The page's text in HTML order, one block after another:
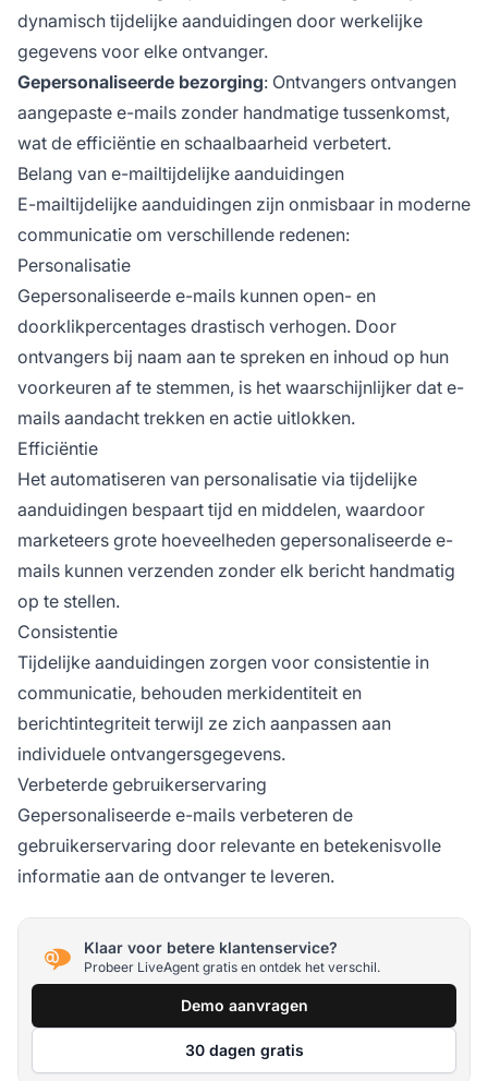
dynamisch tijdelijke aanduidingen door werkelijke
gegevens voor elke ontvanger.
Gepersonaliseerde bezorging: Ontvangers ontvangen
aangepaste e-mails zonder handmatige tussenkomst,
wat de efficiëntie en schaalbaarheid verbetert.
Belang van e-mailtijdelijke aanduidingen
E-mailtijdelijke aanduidingen zijn onmisbaar in moderne
communicatie om verschillende redenen:
Personalisatie
Gepersonaliseerde e-mails kunnen open- en
doorklikpercentages drastisch verhogen. Door
ontvangers bij naam aan te spreken en inhoud op hun
voorkeuren af te stemmen, is het waarschijnlijker dat e-
mails aandacht trekken en actie uitlokken.
Efficiëntie
Het automatiseren van personalisatie via tijdelijke
aanduidingen bespaart tijd en middelen, waardoor
marketeers grote hoeveelheden gepersonaliseerde e-
mails kunnen verzenden zonder elk bericht handmatig
op te stellen.
Consistentie
Tijdelijke aanduidingen zorgen voor consistentie in
communicatie, behouden merkidentiteit en
berichtintegriteit terwijl ze zich aanpassen aan
individuele ontvangersgegevens.
Verbeterde gebruikerservaring
Gepersonaliseerde e-mails verbeteren de
gebruikerservaring door relevante en betekenisvolle
informatie aan de ontvanger te leveren.
Klaar voor betere klantenservice?
Probeer LiveAgent gratis en ontdek het verschil.
Demo aanvragen
30 dagen gratis